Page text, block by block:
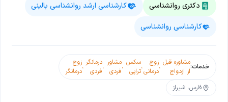
دکتری روانشناسی
کارشناسی ارشد روانشناسی بالینی
کارشناسی روانشناسی
خدمات:مشاوره قبل
از ازدواج
،زوج
درمانی،سکس
تراپی
،مشاور
فردی
،درمانگر
فردی
،زوج
درمانگر
فارس، شیراز